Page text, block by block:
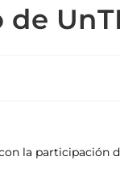
la participación